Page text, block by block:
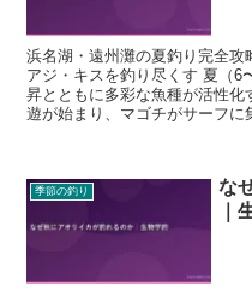
浜名湖・遠州灘の夏釣り完全攻
アジ・キスを釣り尽くす 夏（6
昇とともに多彩な魚種が活性化
遊が始まり、マゴチがサーフに
季節の釣り
な
｜